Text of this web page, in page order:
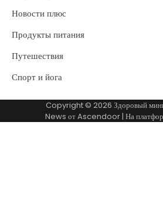
Новости плюс
Продукты питания
Путешествия
Спорт и йога
Copyright © 2026 Здоровый
News отAscendoor | На